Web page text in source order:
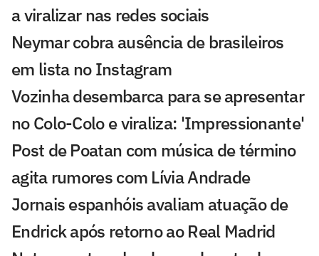
a viralizar nas redes sociais
Neymar cobra ausência de brasileiros
em lista no Instagram
Vozinha desembarca para se apresentar
no Colo-Colo e viraliza: 'Impressionante'
Post de Poatan com música de término
agita rumores com Lívia Andrade
Jornais espanhóis avaliam atuação de
Endrick após retorno ao Real Madrid